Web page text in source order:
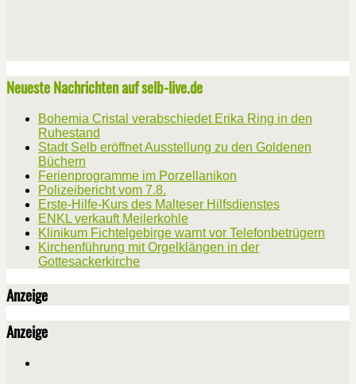
Neueste Nachrichten auf selb-live.de
Bohemia Cristal verabschiedet Erika Ring in den
Ruhestand
Stadt Selb eröffnet Ausstellung zu den Goldenen
Büchern
Ferienprogramme im Porzellanikon
Polizeibericht vom 7.8.
Erste-Hilfe-Kurs des Malteser Hilfsdienstes
ENKL verkauft Meilerkohle
Klinikum Fichtelgebirge warnt vor Telefonbetrügern
Kirchenführung mit Orgelklängen in der
Gottesackerkirche
Anzeige
Anzeige